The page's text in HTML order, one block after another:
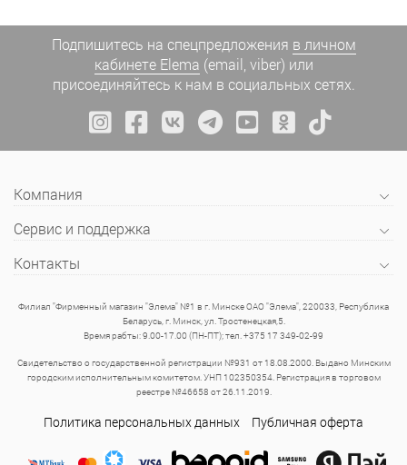
Подпишитесь на спецпредложения в личном
кабинете Elema (email, viber) или
присоединяйтесь к нам в социальных сетях.
Компания
Сервис и поддержка
Контакты
Филиал "Фирменный магазин "Элема" №1 в г. Минске ОАО "Элема", 220033, Республика
Беларусь, г. Минск, ул. Тростенецкая,5.
Время рабты: 9.00-17.00 (ПН-ПТ); тел. +375 17 349-02-99
Свидетельство о государственной регистрации №931 от 18.08.2000. Выдано Минским
городским исполнительным комитетом. УНП 102350354. Регистрация в торговом
реестре №46658 от 26.11.2019.
Политика персональных данных Публичная оферта